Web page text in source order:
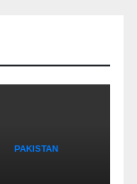
PAKISTAN